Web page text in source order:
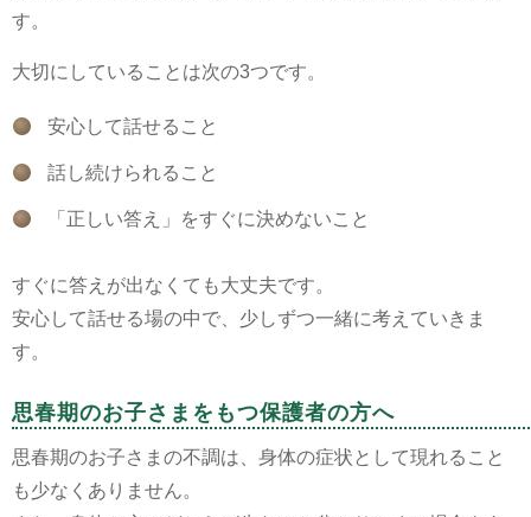
す。
大切にしていることは次の3つです。
安心して話せること
話し続けられること
「正しい答え」をすぐに決めないこと
すぐに答えが出なくても大丈夫です。
安心して話せる場の中で、少しずつ一緒に考えていきま
す。
思春期のお子さまをもつ保護者の方へ
思春期のお子さまの不調は、身体の症状として現れること
も少なくありません。